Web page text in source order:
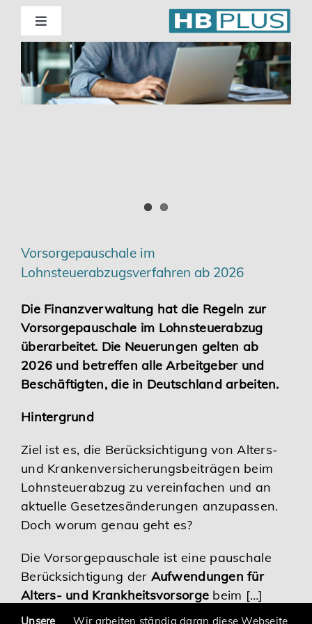
Skip
content
Toggle
Navigation
Standorte
Beratung
Karriere
Services
Vorsorgepauschale im
Lohnsteuerabzugsverfahren ab 2026
Die Finanzverwaltung hat die Regeln zur
Vorsorgepauschale im Lohnsteuerabzug
überarbeitet. Die Neuerungen gelten ab
2026 und betreffen alle Arbeitgeber und
Beschäftigten, die in Deutschland arbeiten.
Hintergrund
Ziel ist es, die Berücksichtigung von Alters-
und Krankenversicherungsbeiträgen beim
Lohnsteuerabzug zu vereinfachen und an
aktuelle Gesetzesänderungen anzupassen.
Doch worum genau geht es?
Die Vorsorgepauschale ist eine pauschale
Berücksichtigung der Aufwendungen für
Alters- und Krankheitsvorsorge beim […]
Unsere Wir arbeiten ständig daran diese Webseite